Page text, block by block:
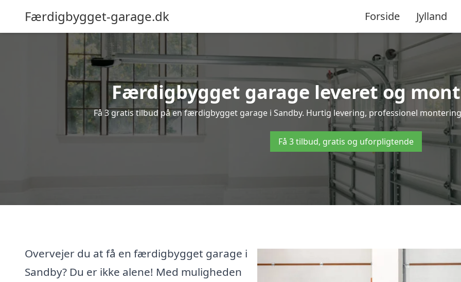
Færdigbygget-garage.dk Forside Jylland
Færdigbygget garage leveret og
Få 3 gratis tilbud på en færdigbygget garage i Sandby. Hurtig levering, professionel
Få 3 tilbud, gratis og uforpligtende
Overvejer du at få en færdigbygget garage i
Sandby? Du er ikke alene! Med muligheden